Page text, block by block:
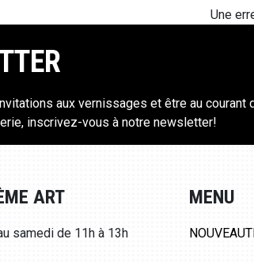
Une
aux vernissages et être au courant
inscrivez-vous à notre newsletter!
ART
samedi de 11h à 13h
MENU